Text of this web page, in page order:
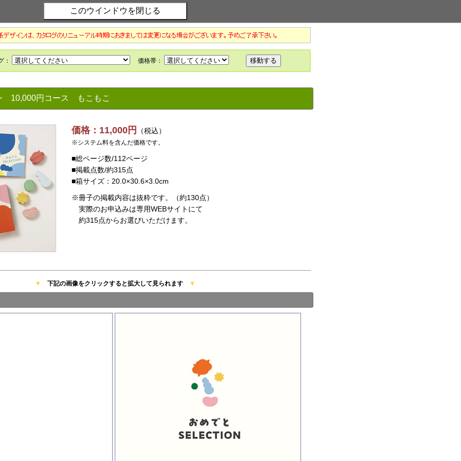
10,000円コース もこもこ
価格：11,000円 （税込）
※システム料を含んだ価格です。
■総ページ数/112ページ
■掲載点数/約315点
■箱サイズ：20.0×30.6×3.0cm
※冊子の掲載内容は抜粋です。（約130点）
実際のお申込みは専用WEBサイトにて
約315点からお選びいただけます。
▼ 下記の画像をクリックすると拡大して見られます ▼